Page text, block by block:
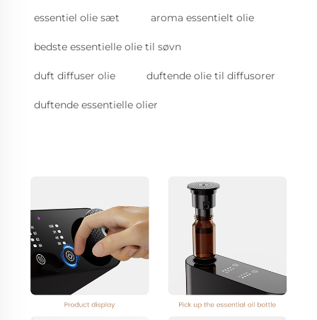
essentiel olie sæt aroma essentielt olie
bedste essentielle olie til søvn
duft diffuser olie duftende olie til diffusorer
duftende essentielle olier